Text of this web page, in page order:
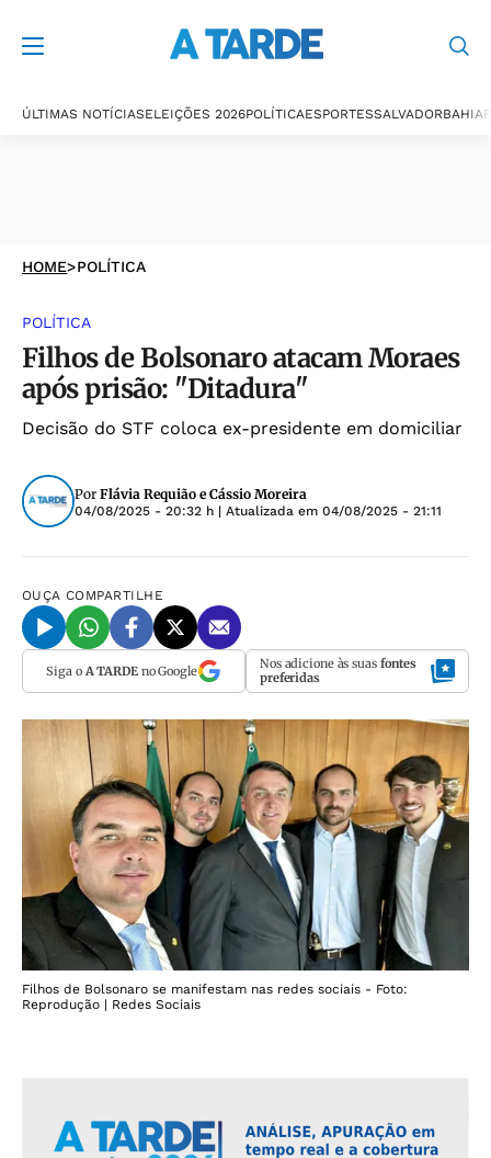
ÚLTIMAS NOTÍCIASELEIÇÕES 2026POLÍTICAESPORTESSALVADORBAHIA
HOME>POLÍTICA
POLÍTICA
Filhos de Bolsonaro atacam Moraes
após prisão: "Ditadura"
Decisão do STF coloca ex-presidente em domiciliar
Por Flávia Requião e Cássio Moreira
04/08/2025 - 20:32 h | Atualizada em 04/08/2025 - 21:11
OUÇA COMPARTILHE
Siga o A TARDEno Google Nos adicione às suas fontes
preferidas
Filhos de Bolsonaro se manifestam nas redes sociais - Foto:
Reprodução | Redes Sociais